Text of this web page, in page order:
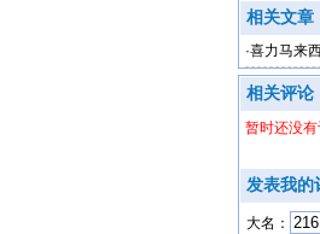
相关文章
·喜力马来
相关评论
暂时还没
发表我的
大名：